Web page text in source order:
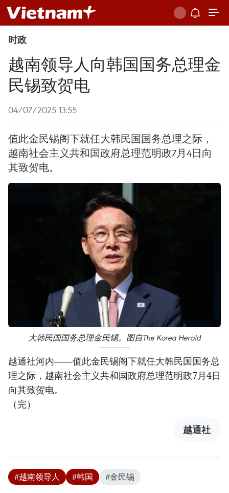
时政
越南领导人向韩国国务总理金
民锡致贺电
04/07/2025 13:55
值此金民锡阁下就任大韩民国国务总理之际，
越南社会主义共和国政府总理范明政7月4日向
其致贺电。
大韩民国国务总理金民锡。图自The Korea Herald
越通社河内——值此金民锡阁下就任大韩民国国务总
理之际，越南社会主义共和国政府总理范明政7月4日
向其致贺电。
（完）
越通社
#越南领导人 #韩国 #金民锡